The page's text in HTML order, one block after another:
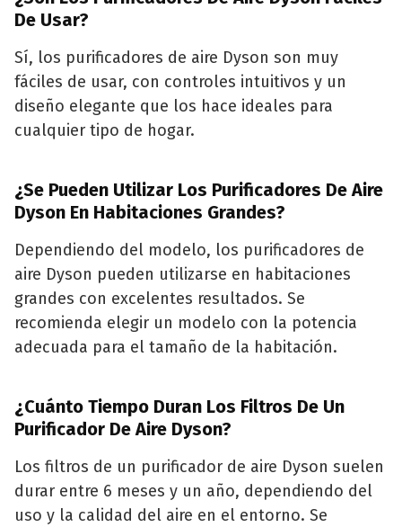
De Usar?
Sí, los purificadores de aire Dyson son muy
fáciles de usar, con controles intuitivos y un
diseño elegante que los hace ideales para
cualquier tipo de hogar.
¿Se Pueden Utilizar Los Purificadores De Aire
Dyson En Habitaciones Grandes?
Dependiendo del modelo, los purificadores de
aire Dyson pueden utilizarse en habitaciones
grandes con excelentes resultados. Se
recomienda elegir un modelo con la potencia
adecuada para el tamaño de la habitación.
¿Cuánto Tiempo Duran Los Filtros De Un
Purificador De Aire Dyson?
Los filtros de un purificador de aire Dyson suelen
durar entre 6 meses y un año, dependiendo del
uso y la calidad del aire en el entorno. Se